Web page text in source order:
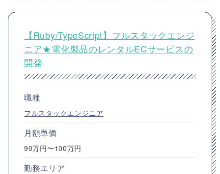
【Ruby/TypeScript】フルスタックエンジ
ニア★電化製品のレンタルECサービスの
開発
職種
フルスタックエンジニア
月額単価
90万円〜100万円
勤務エリア